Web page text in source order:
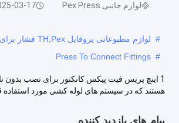
لوازم جانبی Pex Press 03-17
# لوازم مطبوعاتی پروفایل TH,Pex فشار برای اتصال تکیه,فشار برای اتصال لوازم
#
Press To Connect Fittings
1 اینچ پریس فیت پیکس کانکتور برای نصب
هستند که در سیستم های لوله کشی مورد استفاده
پیام های بازدید کننده